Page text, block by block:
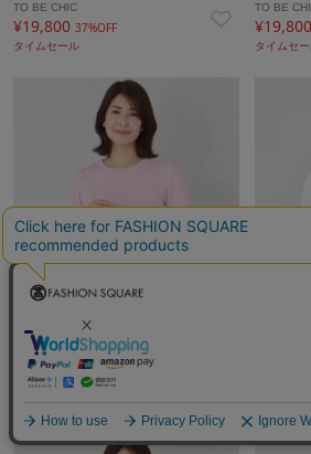
TO BE CHIC
¥19,800 37%OFF
タイムセール
TO BE
タイムセ
5％ポイントバック
TO BE CHIC
¥16,500 42%OFF